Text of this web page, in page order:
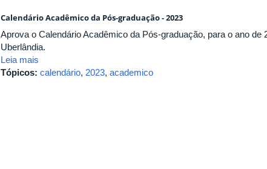
Calendário Acadêmico da Pós-graduação - 2023
Aprova o Calendário Acadêmico da Pós-graduação, para o ano de
Uberlândia.
Leia mais
Tópicos: calendário, 2023, academico